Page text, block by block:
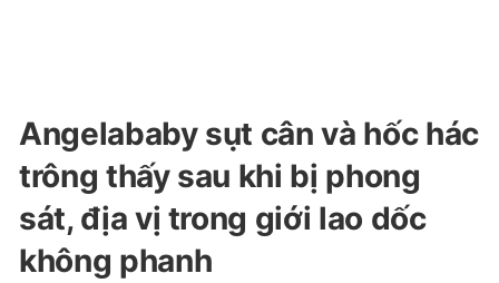
Angelababy sụt cân và hốc hác
trông thấy sau khi bị phong
sát, địa vị trong giới lao dốc
không phanh